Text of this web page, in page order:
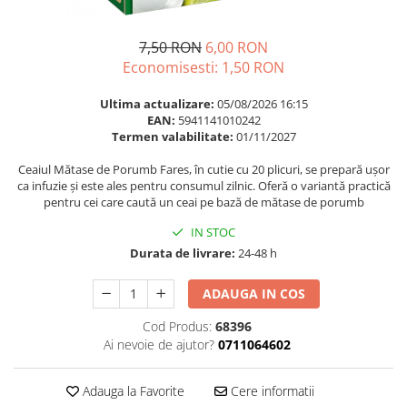
Sanatate urinara
Sistemul respirator
Slabire si control greutate
Supliment Complexe
Supliment Fier
Supliment Magneziu
Supliment Vitamina B
Supliment Vitamina C
Balsam masca si tratament
Produse cu SPF Pentru Fata
7,50 RON 6,00 RON
Economisesti: 1,50 RON
Ultima actualizare: 05/08/2026 16:15
EAN: 5941141010242
Termen valabilitate: 01/11/2027
Ceaiul Mătase de Porumb Fares, în cutie cu 20 plicuri, se prepară ușor
ca infuzie și este ales pentru consumul zilnic. Oferă o variantă practică
pentru cei care caută un ceai pe bază de mătase de porumb
IN STOC
Durata de livrare: 24-48 h
ADAUGA IN COS
Cod Produs: 68396
Ai nevoie de ajutor? 0711064602
Adauga la Favorite Cere informatii